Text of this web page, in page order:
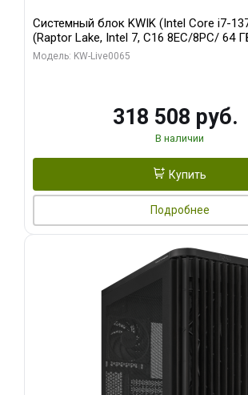
Системный блок KWIK (Intel Core i7-
(Raptor Lake, Intel 7, C16 8EC/8PC/ 64
модуля)/ ASUS RTX5080 PROART OC
Модель: KW-Live0065
318 508 руб.
В наличии
Купить
Подробнее